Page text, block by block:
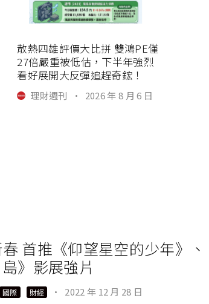
散熱四雄評價大比拼 雙鴻PE僅
27倍嚴重被低估，下半年強烈
看好展開大反彈追趕奇鋐！
理財週刊 · 2026 年 8 月 6 日
首推《仰望星空的少年》
島》影展強片
國際 財經 · 2022 年 12 月 28 日